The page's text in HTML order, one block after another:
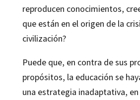
reproducen conocimientos,
que están en el origen de la
civilización?
Puede que, en contra de sus
propósitos, la educación se
una estrategia inadaptativa, en